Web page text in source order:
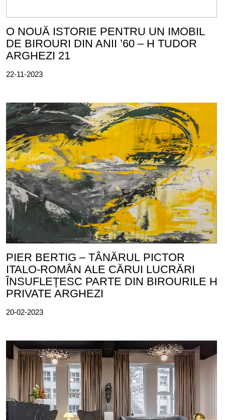
O NOUĂ ISTORIE PENTRU UN IMOBIL
DE BIROURI DIN ANII ’60 – H TUDOR
ARGHEZI 21
22-11-2023
PIER BERTIG – TÂNĂRUL PICTOR
ITALO-ROMÂN ALE CĂRUI LUCRĂRI
ÎNSUFLEȚESC PARTE DIN BIROURILE H
PRIVATE ARGHEZI
20-02-2023